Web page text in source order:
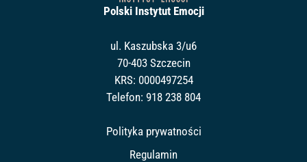
Polski Instytut Emocji
ul. Kaszubska 3/u6
70-403 Szczecin
KRS: 0000497254
Telefon: 918 238 804
Polityka prywatności
Regulamin